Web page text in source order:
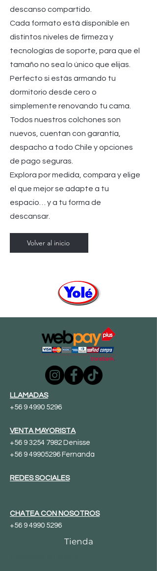
descanso compartido.
Cada formato está disponible en
distintos niveles de firmeza y
tecnologías de soporte, para que el
tamaño no sea lo único que elijas.
Perfecto si estás armando tu
dormitorio desde cero o
simplemente renovando tu cama.
Todos nuestros colchones son
nuevos, cuentan con garantía,
despacho a todo Chile y opciones
de pago seguras.
Explora por medida, compara y elige
el que mejor se adapte a tu
espacio… y a tu forma de
descansar.
Volver al inicio
LLAMADAS
+56 9 4990 5296
VENTA MAYORISTA
+56 9 3254 7982 Denisse
+56 9 49905296 Fernanda
REDES SOCIALES
CHATEA CON NOSOTROS
+56 9 4990 5296
Tienda